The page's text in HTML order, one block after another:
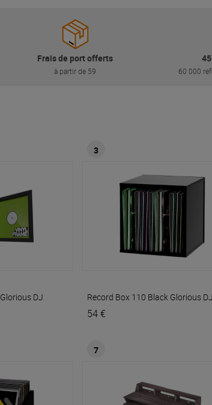
Frais de port offerts
à partir de 59 60 000
Glorious DJ
3
Record Box 110 Black Glorious DJ
54 €
7